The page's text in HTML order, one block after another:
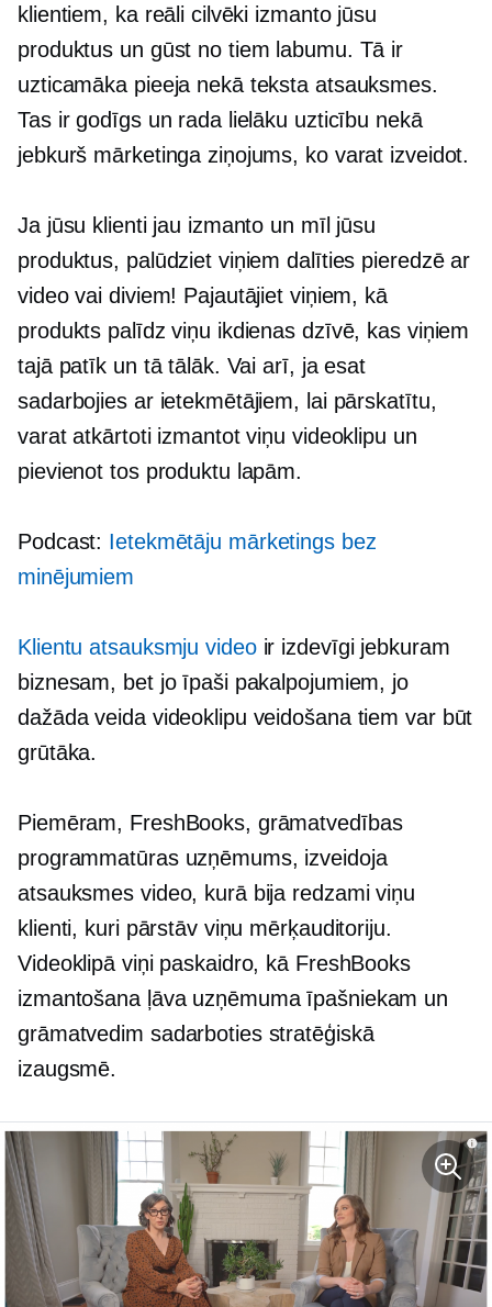
klientiem, ka reāli cilvēki izmanto jūsu
produktus un gūst no tiem labumu. Tā ir
uzticamāka pieeja nekā teksta atsauksmes.
Tas ir godīgs un rada lielāku uzticību nekā
jebkurš mārketinga ziņojums, ko varat izveidot.
Ja jūsu klienti jau izmanto un mīl jūsu
produktus, palūdziet viņiem dalīties pieredzē ar
video vai diviem! Pajautājiet viņiem, kā
produkts palīdz viņu ikdienas dzīvē, kas viņiem
tajā patīk un tā tālāk. Vai arī, ja esat
sadarbojies ar ietekmētājiem, lai pārskatītu,
varat atkārtoti izmantot viņu videoklipu un
pievienot tos produktu lapām.
Podcast: Ietekmētāju mārketings bez
minējumiem
Klientu atsauksmju videoir izdevīgi jebkuram
biznesam, bet jo īpaši pakalpojumiem, jo ​​
dažāda veida videoklipu veidošana tiem var būt
grūtāka.
Piemēram, FreshBooks, grāmatvedības
programmatūras uzņēmums, izveidoja
atsauksmes video, kurā bija redzami viņu
klienti, kuri pārstāv viņu mērķauditoriju.
Videoklipā viņi paskaidro, kā FreshBooks
izmantošana ļāva uzņēmuma īpašniekam un
grāmatvedim sadarboties stratēģiskā
izaugsmē.